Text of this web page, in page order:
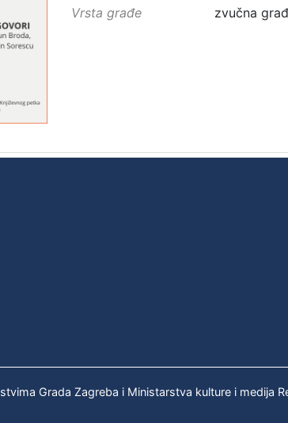
Vrsta građe
zvučna
Grada Zagreba i Ministarstva kulture i medija